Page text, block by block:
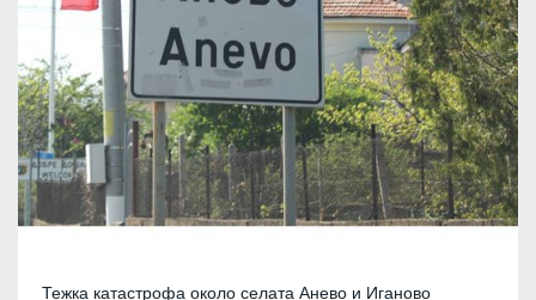
Тежка катастрофа около селата Анево и Иганово